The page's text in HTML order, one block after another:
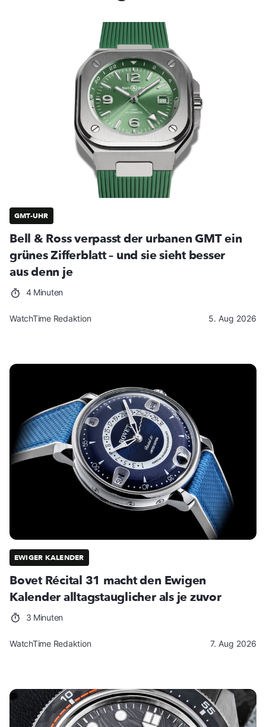
GMT-UHR
Bell & Ross verpasst der urbanen GMT ein
grünes Zifferblatt – und sie sieht besser
aus denn je
4 Minuten
WatchTime Redaktion 5. Aug 2026
EWIGER KALENDER
Bovet Récital 31 macht den Ewigen
Kalender alltagstauglicher als je zuvor
3 Minuten
WatchTime Redaktion 7. Aug 2026